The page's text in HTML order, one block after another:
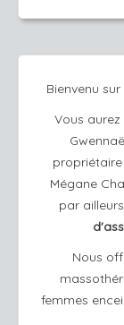
Bienvenu
Vous
Mégane
par
Nous
femmes